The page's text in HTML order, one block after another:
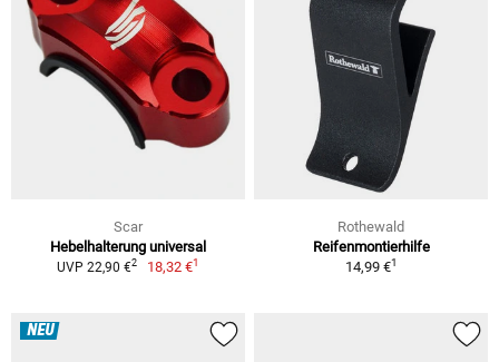
Scar
Hebelhalterung universal
UVP 22,90 €2 18,32 €1
Rothewald
Reifenmontierhilfe
14,99 €1
NEU